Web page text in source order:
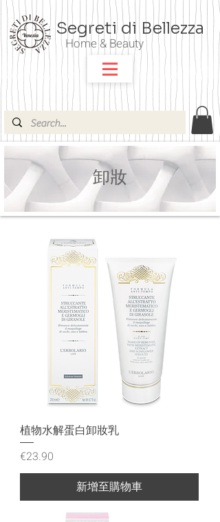
Segreti di Bellezza
Home & Beauty
卸妝
植物水解蛋白卸妝乳
價格
€23.90
新增至購物車